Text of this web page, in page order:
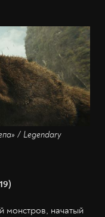
/ Legendary
монстров, начатый